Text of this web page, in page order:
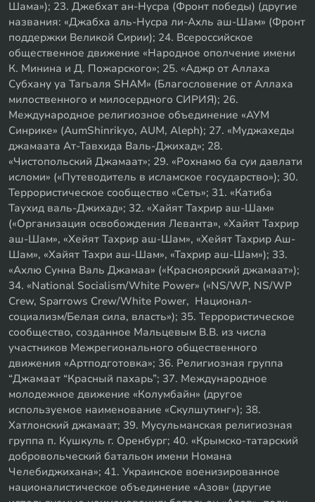
Шама»); 23. Джебхат ан-Нусра (Фронт победы) (другие
названия: «Джабха аль-Нусра ли-Ахль аш-Шам» (Фронт
поддержки Великой Сирии); 24. Всероссийское
общественное движение «Народное ополчение имени
К. Минина и Д. Пожарского»; 25. «Аджр от Аллаха
Субхану уа Тагьаля SHAM» (Благословение от Аллаха
милоственного и милосердного СИРИЯ); 26.
Международное религиозное объединение «АУМ
Синрике» (AumShinrikyo, AUM, Aleph); 27. «Муджахеды
джамаата Ат-Тавхида Валь-Джихад»; 28.
«Чистопольский Джамаат»; 29. «Рохнамо ба суи давлати
исломи» («Путеводитель в исламское государство»); 30.
Террористическое сообщество «Сеть»; 31. «Катиба
Таухид валь-Джихад»; 32. «Хайят Тахрир аш-Шам»
(«Организация освобождения Леванта», «Хайят Тахрир
аш-Шам», «Хейят Тахрир аш-Шам», «Хейят Тахрир Аш-
Шам», «Хайят Тахри аш-Шам», «Тахрир аш-Шам»); 33.
«Ахлю Сунна Валь Джамаа» («Красноярский джамаат»);
34. «National Socialism/White Power» («NS/WP, NS/WP
Crew, Sparrows Crew/White Power, Национал-
социализм/Белая сила, власть»); 35. Террористическое
сообщество, созданное Мальцевым В.В. из числа
участников Межрегионального общественного
движения «Артподготовка»; 36. Религиозная группа
“Джамаат “Красный пахарь”; 37. Международное
молодежное движение «Колумбайн» (другое
используемое наименование «Скулшутинг»); 38.
Хатлонский джамаат; 39. Мусульманская религиозная
группа п. Кушкуль г. Оренбург; 40. «Крымско-татарский
добровольческий батальон имени Номана
Челебиджихана»; 41. Украинское военизированное
националистическое объединение «Азов» (другие